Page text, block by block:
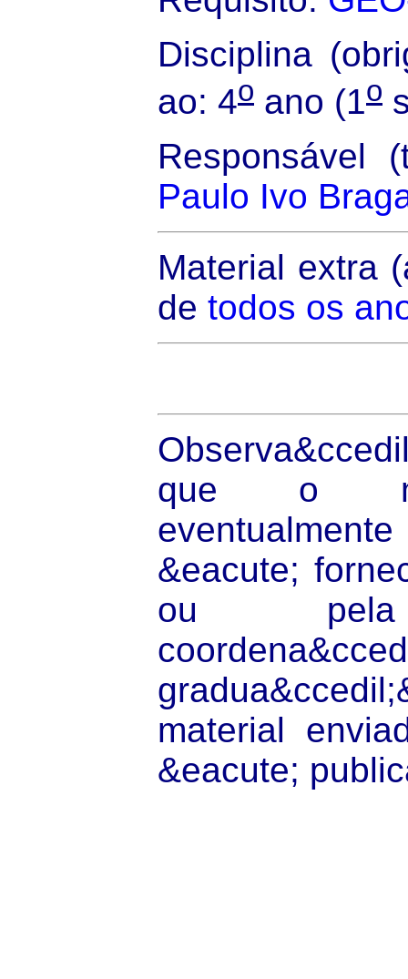
Disciplina
ao: 4o ano (1o
Responsável
Paulo Ivo
Material extra
de todos os
que o
&eacute;
ou pela
material
&eacute;